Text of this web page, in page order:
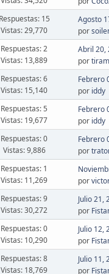
Respuestas: 15
Vistas: 29,770
Agosto
por
Respuestas: 2
Vistas: 13,889
Abril 20,
por
Respuestas: 6
Vistas: 15,140
Febrero
por iddy
Respuestas: 5
Vistas: 19,677
Febrero
por iddy
Respuestas: 0
Vistas: 9,886
Febrero
por
Respuestas: 1
Vistas: 11,269
por
Respuestas: 9
Vistas: 30,272
Julio 21,
por
Respuestas: 0
Vistas: 10,290
Julio 12,
por
Respuestas: 8
Vistas: 18,769
Julio 11,
por